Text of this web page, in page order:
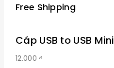
Free Shipping
Cáp USB to USB Mini
12.000 ₫